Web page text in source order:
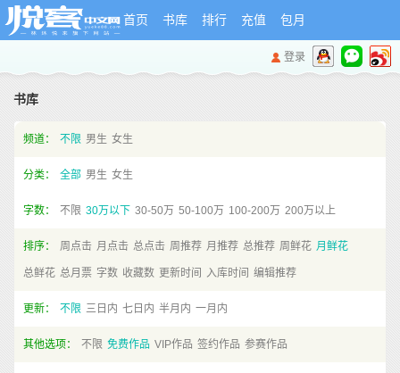
首页 书库 排行 充值 包月
登录
书库
频道： 不限 男生 女生
分类： 全部 男生 女生
字数： 不限 30万以下 30-50万 50-100万 100-200万 200万以上
排序： 周点击 月点击 总点击 周推荐 月推荐 总推荐 周鲜花 月鲜花
总鲜花 总月票 字数 收藏数 更新时间 入库时间 编辑推荐
更新： 不限 三日内 七日内 半月内 一月内
其他选项： 不限 免费作品 VIP作品 签约作品 参赛作品